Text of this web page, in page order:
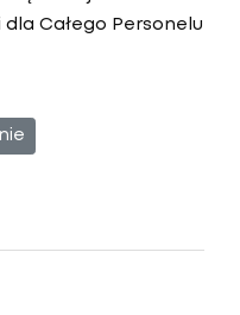
Całego Personelu